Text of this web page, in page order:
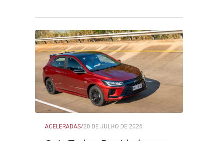
ACELERADAS/20 DE JULHO DE 2026